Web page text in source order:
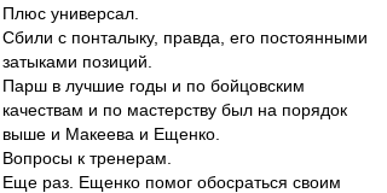
Плюс универсал.
Сбили с понталыку, правда, его постоянными
затыками позиций.
Парш в лучшие годы и по бойцовским
качествам и по мастерству был на порядок
выше и Макеева и Ещенко.
Вопросы к тренерам.
Еще раз. Ещенко помог обосраться своим